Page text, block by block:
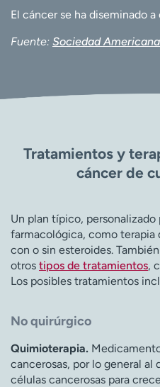
El cáncer se ha diseminado
Fuente: Sociedad
Tratamientos y
cáncer de
Un plan típico,
farmacológica, como terapia
con o sin esteroides.
otros tipos de tratamientos,
Los posibles tratamientos
No quirúrgico
Quimioterapia.
cancerosas, por lo general al
células cancerosas para